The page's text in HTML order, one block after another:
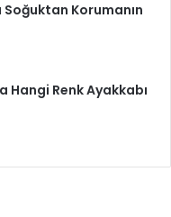
Soğuktan Korumanın
Hangi Renk Ayakkabı